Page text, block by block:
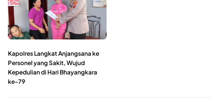
Kapolres Langkat Anjangsana ke
Personel yang Sakit, Wujud
Kepedulian di Hari Bhayangkara
ke-79